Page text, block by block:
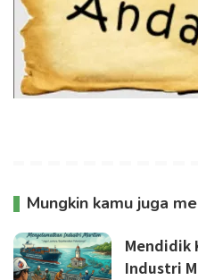
Mungkin kamu juga
Mendidik
Industri